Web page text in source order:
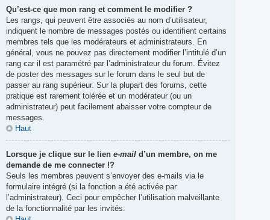
Qu’est-ce que mon rang et comment le modifier ?
Les rangs, qui peuvent être associés au nom d’utilisateur,
indiquent le nombre de messages postés ou identifient certains
membres tels que les modérateurs et administrateurs. En
général, vous ne pouvez pas directement modifier l’intitulé d’un
rang car il est paramétré par l’administrateur du forum. Évitez
de poster des messages sur le forum dans le seul but de
passer au rang supérieur. Sur la plupart des forums, cette
pratique est rarement tolérée et un modérateur (ou un
administrateur) peut facilement abaisser votre compteur de
messages.
Haut
Lorsque je clique sur le lien e-mail d’un membre, on me
demande de me connecter !?
Seuls les membres peuvent s’envoyer des e-mails via le
formulaire intégré (si la fonction a été activée par
l’administrateur). Ceci pour empêcher l’utilisation malveillante
de la fonctionnalité par les invités.